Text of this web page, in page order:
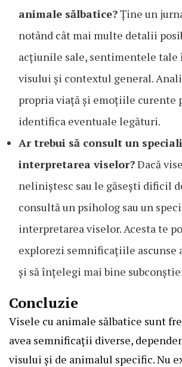
animale sălbatice?Ține un
notând cât mai multe detalii
acțiunile sale, sentimentele tale
visului și contextul general.
propria viață și emoțiile curente
identifica eventuale legături.
Ar trebui să consult un
interpretarea viselor?Dacă
neliniștesc sau le găsești dificil
consultă un psiholog sau un
interpretarea viselor. Acesta te
explorezi semnificațiile ascunse
și să înțelegi mai bine
Concluzie
Visele cu animale sălbatice sunt
avea semnificații diverse,
visului și de animalul specific. Nu